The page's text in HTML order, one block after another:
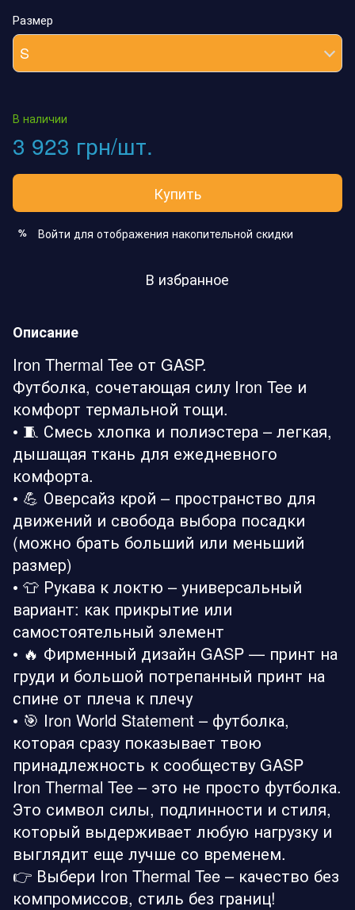
Размер
S
В наличии
3 923 грн/шт.
Купить
% Войти для отображения накопительной скидки
В избранное
Описание
Iron Thermal Tee от GASP.
Футболка, сочетающая силу Iron Tee и
комфорт термальной тощи.
• 🧵 Смесь хлопка и полиэстера – легкая,
дышащая ткань для ежедневного
комфорта.
• 💪 Оверсайз крой – пространство для
движений и свобода выбора посадки
(можно брать больший или меньший
размер)
• 👕 Рукава к локтю – универсальный
вариант: как прикрытие или
самостоятельный элемент
• 🔥 Фирменный дизайн GASP — принт на
груди и большой потрепанный принт на
спине от плеча к плечу
• 🎯 Iron World Statement – ​​футболка,
которая сразу показывает твою
принадлежность к сообществу GASP
Iron Thermal Tee – это не просто футболка.
Это символ силы, подлинности и стиля,
который выдерживает любую нагрузку и
выглядит еще лучше со временем.
👉 Выбери Iron Thermal Tee – качество без
компромиссов, стиль без границ!